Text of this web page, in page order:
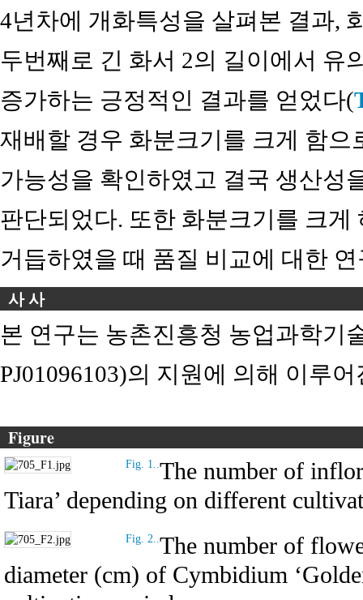
4년차에 개화특성을 살펴본 결과,
두번째로 긴 화서 2의 길이에서 유
증가하는 긍정적인 결과를 얻었다(
재배할 경우 화분크기를 크게 함
가능성을 확인하였고 결국 생산성
판단되었다. 또한 화분크기를 크게
거듭하였을 때 품질 비교에 대한
사 사
본 연구는 농촌진흥청 농업과학기
PJ01096103)의 지원에 의해 이루
Figure
Fig. 1.. The number of
Tiara’ depending on different
Fig. 2.. The number of
diameter (cm) of Cymbidium